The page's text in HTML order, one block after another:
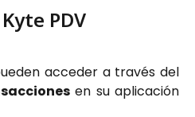
PDV
acceder a través del
en su aplicación